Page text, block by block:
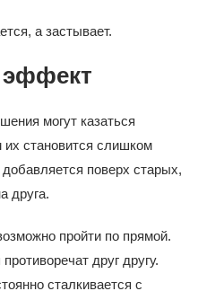
а застывает.
могут казаться
становится слишком
поверх старых,
друга.
пройти по прямой.
друг другу.
сталкивается с